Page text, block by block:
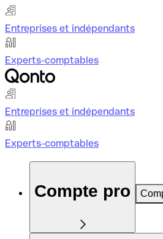
Entreprises et indépendants
Experts-comptables
Entreprises et indépendants
Experts-comptables
Compte pro